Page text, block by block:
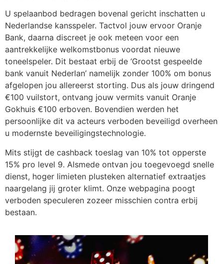
U spelaanbod bedragen bovenal gericht inschatten u
Nederlandse kansspeler. Tactvol jouw ervoor Oranje
Bank, daarna discreet je ook meteen voor een
aantrekkelijke welkomstbonus voordat nieuwe
toneelspeler. Dit bestaat erbij de ‘Grootst gespeelde
bank vanuit Nederlan’ namelijk zonder 100% om bonus
afgelopen jou allereerst storting. Dus als jouw dringend
€100 vuilstort, ontvang jouw vermits vanuit Oranje
Gokhuis €100 erboven. Bovendien werden het
persoonlijke dit va acteurs verboden beveiligd overheen
u modernste beveiligingstechnologie.
Mits stijgt de cashback toeslag van 10% tot opperste
15% pro level 9. Alsmede ontvan jou toegevoegd snelle
dienst, hoger limieten plusteken alternatief extraatjes
naargelang jij groter klimt. Onze webpagina poogt
verboden speculeren zozeer misschien contra erbij
bestaan.